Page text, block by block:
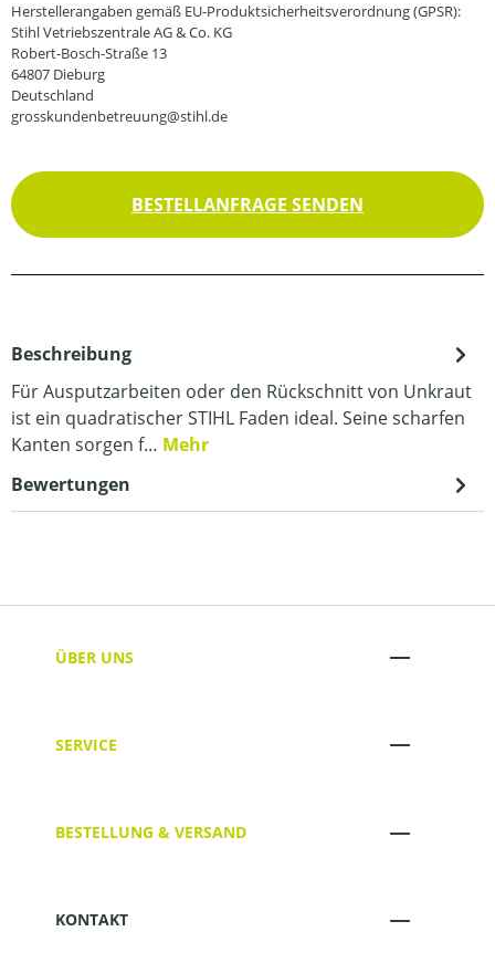
Herstellerangaben gemäß EU-Produktsicherheitsverordnung (GPSR):
Stihl Vetriebszentrale AG & Co. KG
Robert-Bosch-Straße 13
64807 Dieburg
Deutschland
grosskundenbetreuung@stihl.de
BESTELLANFRAGE SENDEN
Beschreibung
Für Ausputzarbeiten oder den Rückschnitt von Unkraut
ist ein quadratischer STIHL Faden ideal. Seine scharfen
Kanten sorgen f… Mehr
Bewertungen
ÜBER UNS
SERVICE
BESTELLUNG & VERSAND
KONTAKT